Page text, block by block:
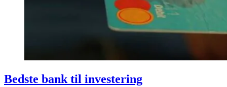
Bedste bank til investering